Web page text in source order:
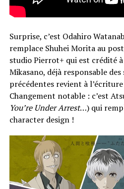
Surprise, c’est Odahiro
remplace Shuhei Morita au
studio Pierrot+ qui est crédité
Mikasano, déjà responsable des
précédentes revient à
Changement notable : c’est
You’re Under Arrest…) qui
character design !